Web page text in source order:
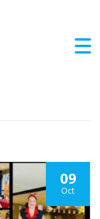
09
Oct